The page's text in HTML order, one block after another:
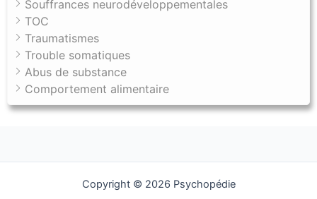
Souffrances neurodéveloppementales
TOC
Traumatismes
Trouble somatiques
Abus de substance
Comportement alimentaire
Il est nécessaire de s’exposer progressivement à des
situations de plus complexes pour vous
Copyright © 2026 Psychopédie